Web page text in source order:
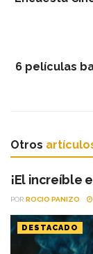
6 películas
Otros
¡El increíble
POR ROCIO PANIZO
DESTACADO